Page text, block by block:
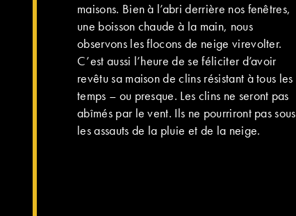
maisons. Bien à l’abri derrière nos fenêtres,
une boisson chaude à la main, nous
observons les flocons de neige virevolter.
C’est aussi l’heure de se féliciter d’avoir
revêtu sa maison de clins résistant à tous les
temps – ou presque. Les clins ne seront pas
abîmés par le vent. Ils ne pourriront pas sous
les assauts de la pluie et de la neige.